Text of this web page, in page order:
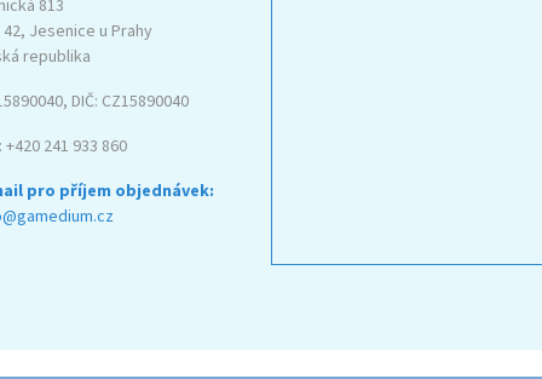
42, Jesenice u Prahy
republika
DIČ: CZ15890040
+420 241 933 860
pro příjem objednávek: